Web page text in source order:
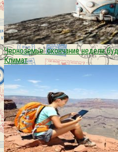
Черноземье: окончание недели
Климат